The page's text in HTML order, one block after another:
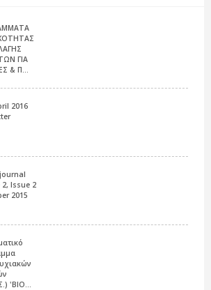
ΓΙΑ
& Π...
2016
Issue 2
2015
'ΒΙΟ...